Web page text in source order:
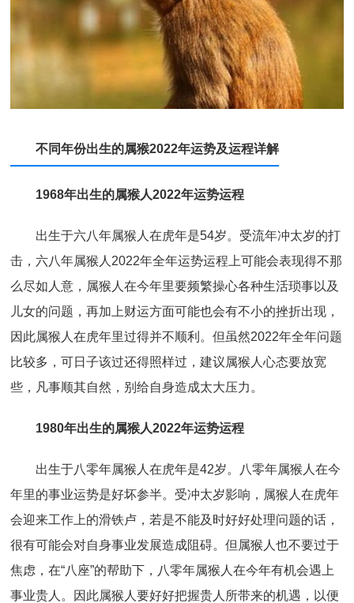
不同年份出生的属猴2022年运势及运程详解
1968年出生的属猴人2022年运势运程
出生于六八年属猴人在虎年是54岁。受流年冲太岁的打
击，六八年属猴人2022年全年运势运程上可能会表现得不那
么尽如人意，属猴人在今年里要频繁操心各种生活琐事以及
儿女的问题，再加上财运方面可能也会有不小的挫折出现，
因此属猴人在虎年里过得并不顺利。但虽然2022年全年问题
比较多，可日子该过还得照样过，建议属猴人心态要放宽
些，凡事顺其自然，别给自身造成太大压力。
1980年出生的属猴人2022年运势运程
出生于八零年属猴人在虎年是42岁。八零年属猴人在今
年里的事业运势是好坏参半。受冲太岁影响，属猴人在虎年
会迎来工作上的滑铁卢，若是不能及时好好处理问题的话，
很有可能会对自身事业发展造成阻碍。但属猴人也不要过于
焦虑，在“八座”的帮助下，八零年属猴人在今年有机会遇上
事业贵人。因此属猴人要好好把握贵人所带来的机遇，以便